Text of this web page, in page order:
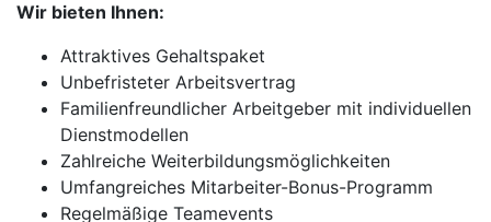
Wir bieten Ihnen:
Attraktives Gehaltspaket
Unbefristeter Arbeitsvertrag
Familienfreundlicher Arbeitgeber mit individuellen
Dienstmodellen
Zahlreiche Weiterbildungsmöglichkeiten
Umfangreiches Mitarbeiter-Bonus-Programm
Regelmäßige Teamevents